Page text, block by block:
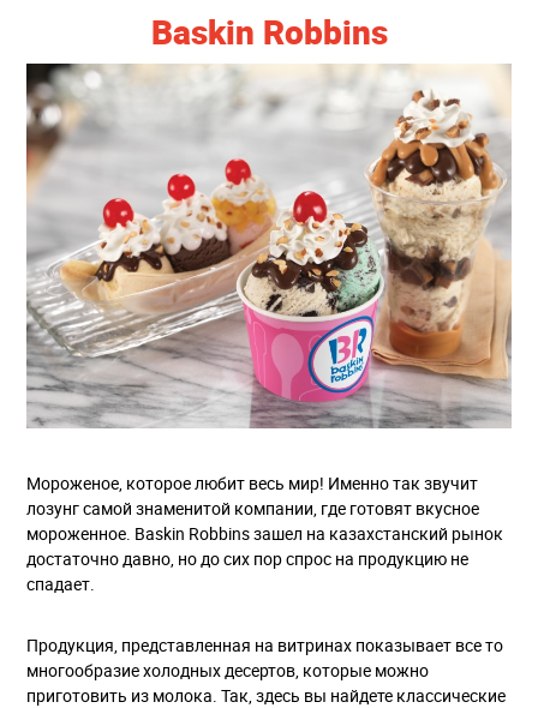
Baskin Robbins
Мороженое, которое любит весь мир! Именно так звучит
лозунг самой знаменитой компании, где готовят вкусное
мороженное. Baskin Robbins зашел на казахстанский рынок
достаточно давно, но до сих пор спрос на продукцию не
спадает.
Продукция, представленная на витринах показывает все то
многообразие холодных десертов, которые можно
приготовить из молока. Так, здесь вы найдете классические